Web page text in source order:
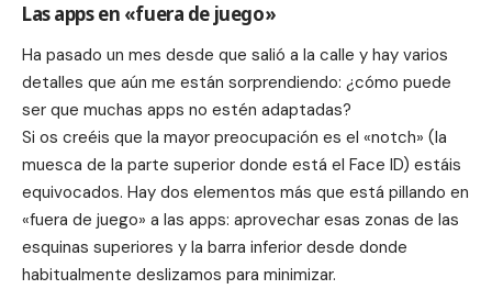
Las apps en «fuera de juego»
Ha pasado un mes desde que salió a la calle y hay varios
detalles que aún me están sorprendiendo: ¿cómo puede
ser que muchas apps no estén adaptadas?
Si os creéis que la mayor preocupación es el «notch» (la
muesca de la parte superior donde está el Face ID) estáis
equivocados. Hay dos elementos más que está pillando en
«fuera de juego» a las apps: aprovechar esas zonas de las
esquinas superiores y la barra inferior desde donde
habitualmente deslizamos para minimizar.